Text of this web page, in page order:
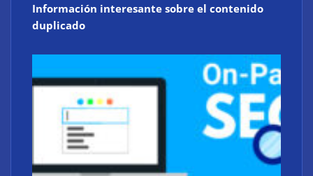
Información interesante sobre el contenido
duplicado